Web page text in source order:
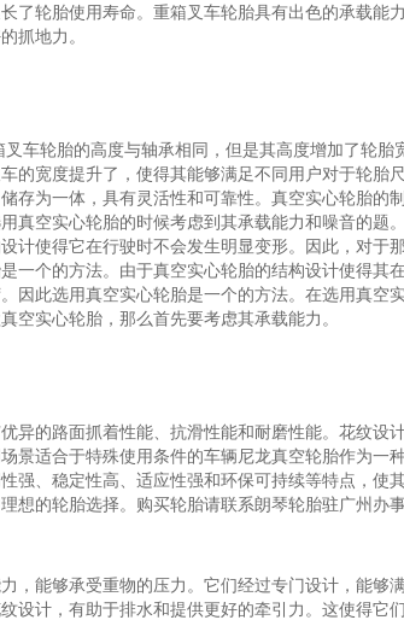
了轮胎使用寿命。重箱叉车轮胎具有出色的承载能
抓地力。
叉车轮胎的高度与轴承相同，但是其高度增加了轮胎
的宽度提升了，使得其能够满足不同用户对于轮胎
存为一体，具有灵活性和可靠性。真空实心轮胎的
真空实心轮胎的时候考虑到其承载能力和噪音的题
计使得它在行驶时不会发生明显变形。因此，对于
一个的方法。由于真空实心轮胎的结构设计使得其
因此选用真空实心轮胎是一个的方法。在选用真空
空实心轮胎，那么首先要考虑其承载能力。
异的路面抓着性能、抗滑性能和耐磨性能。花纹设
景适合于特殊使用条件的车辆尼龙真空轮胎作为一
强、稳定性高、适应性强和环保可持续等特点，使
想的轮胎选择。购买轮胎请联系朗琴轮胎驻广州办
，能够承受重物的压力。它们经过专门设计，能够
设计，有助于排水和提供更好的牵引力。这使得它